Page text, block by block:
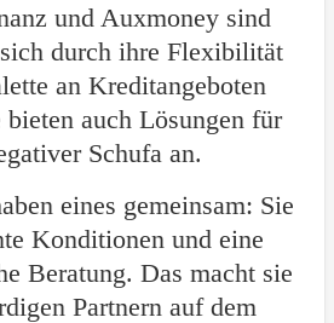
und Auxmoney sind
durch ihre Flexibilität
an Kreditangeboten
bieten auch Lösungen für
Schufa an.
eines gemeinsam: Sie
Konditionen und eine
Beratung. Das macht sie
Partnern auf dem